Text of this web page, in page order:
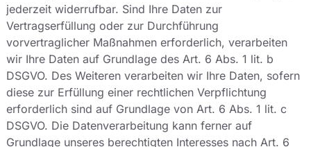
jederzeit widerrufbar. Sind Ihre Daten zur
Vertragserfüllung oder zur Durchführung
vorvertraglicher Maßnahmen erforderlich, verarbeiten
wir Ihre Daten auf Grundlage des Art. 6 Abs. 1 lit. b
DSGVO. Des Weiteren verarbeiten wir Ihre Daten, sofern
diese zur Erfüllung einer rechtlichen Verpflichtung
erforderlich sind auf Grundlage von Art. 6 Abs. 1 lit. c
DSGVO. Die Datenverarbeitung kann ferner auf
Grundlage unseres berechtigten Interesses nach Art. 6